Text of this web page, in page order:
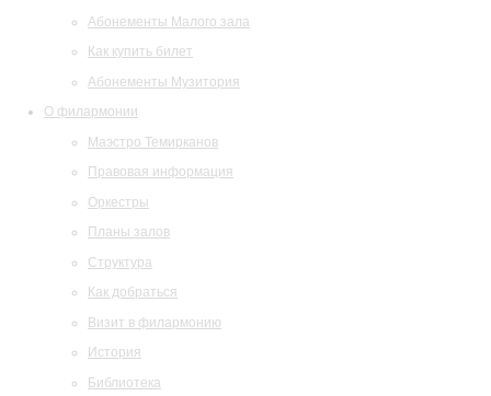
Абонементы Малого зала
Как купить билет
Абонементы Музитория
О филармонии
Маэстро Темирканов
Правовая информация
Оркестры
Планы залов
Структура
Как добраться
Визит в филармонию
История
Библиотека